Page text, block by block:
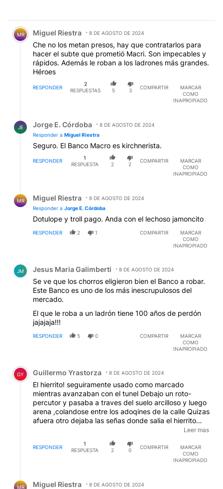
Comentario de Miguel Riestra.
MR Miguel Riestra 8 DE AGOSTO DE 2024
Che no los metan presos, hay que contratarlos para
hacer el subte que prometió Macri. Son impecables y
rápidos. Además le roban a los ladrones más grandes.
Héroes
RESPONDER
2
RESPUESTAS
5 3
COMPARTIR
MARCAR
COMO
INAPROPIADO
JE Jorge E. Córdoba
8 DE AGOSTO DE 2024
Responder a Miguel Riestra
Seguro. El Banco Macro es kirchnerista.
RESPONDER
1
RESPUESTA
2 2
COMPARTIR
MARCAR
COMO
INAPROPIADO
MR Miguel Riestra
8 DE AGOSTO DE 2024
Responder a Jorge E. Córdoba
Dotulope y troll pago. Anda con el lechoso jamoncito
RESPONDER 2 1 COMPARTIR
MARCAR
COMO
INAPROPIADO
JM Jesus Maria Galimberti 8 DE AGOSTO DE 2024
Se ve que los chorros eligieron bien el Banco a robar.
Este Banco es uno de los más inescrupulosos del
mercado.
El que le roba a un ladrón tiene 100 años de perdón
jajajaja!!!
RESPONDER 5 0 COMPARTIR
MARCAR
COMO
INAPROPIADO
Comentario de Guillermo Yrastorza.
GY Guillermo Yrastorza 8 DE AGOSTO DE 2024
El hierrito! seguiramente usado como marcado
mientras avanzaban con el tunel Debajo un roto-
percutor y pasaba a traves del suelo arcilloso y luego
arena ,colandose entre los adoqines de la calle Quizas
afuera otro dejaba las señas donde salia el hierrito
visualizando las marcas y sabia si los de abajo iban
bien o tendrian que corregir Asi hasta llegar a la
puerta del banco, con tal mala suertte que el hierrito
salio debajo de una camioneta pegandole el piso de la
al pegar contrea algo duro no dio la señal que ya
Leer mas
RESPONDER
1
RESPUESTA
2 0
COMPARTIR
MARCAR
COMO
INAPROPIADO
MR Miguel Riestra
8 DE AGOSTO DE 2024